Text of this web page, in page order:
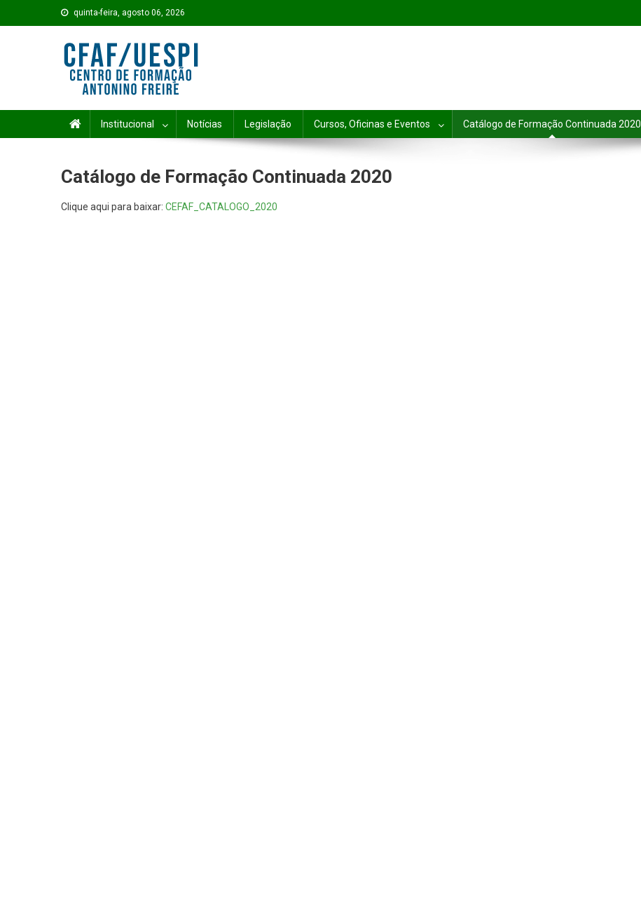
Skip to content quinta-feira, agosto 06, 2026
Institucional Notícias Legislação Cursos, Oficinas e Eventos Catálogo de Formação Continuada 2020
Catálogo de Formação Continuada 2020
Clique aqui para baixar: CEFAF_CATALOGO_2020